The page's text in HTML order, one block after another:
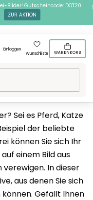
Bilder! Gutscheincode: DOT20
ZUR AKTION
Einloggen
Wunschliste
WARENKORB
Sei es Pferd, Katze
der beliebte
können Sie sich Ihr
einem Bild aus
In dieser
aus denen Sie sich
können. Gefällt Ihnen